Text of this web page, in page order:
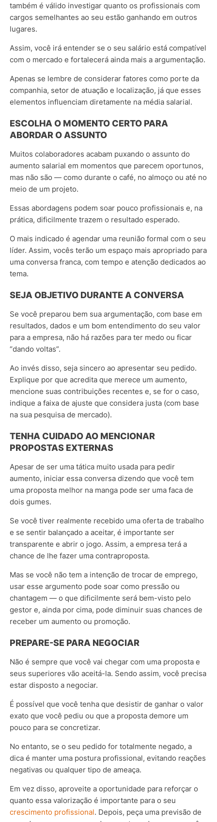
também é válido investigar quanto os profissionais com
cargos semelhantes ao seu estão ganhando em outros
lugares.
Assim, você irá entender se o seu salário está compatível
com o mercado e fortalecerá ainda mais a argumentação.
Apenas se lembre de considerar fatores como porte da
companhia, setor de atuação e localização, já que esses
elementos influenciam diretamente na média salarial.
ESCOLHA O MOMENTO CERTO PARA
ABORDAR O ASSUNTO
Muitos colaboradores acabam puxando o assunto do
aumento salarial em momentos que parecem oportunos,
mas não são — como durante o café, no almoço ou até no
meio de um projeto.
Essas abordagens podem soar pouco profissionais e, na
prática, dificilmente trazem o resultado esperado.
O mais indicado é agendar uma reunião formal com o seu
líder. Assim, vocês terão um espaço mais apropriado para
uma conversa franca, com tempo e atenção dedicados ao
tema.
SEJA OBJETIVO DURANTE A CONVERSA
Se você preparou bem sua argumentação, com base em
resultados, dados e um bom entendimento do seu valor
para a empresa, não há razões para ter medo ou ficar
“dando voltas”.
Ao invés disso, seja sincero ao apresentar seu pedido.
Explique por que acredita que merece um aumento,
mencione suas contribuições recentes e, se for o caso,
indique a faixa de ajuste que considera justa (com base
na sua pesquisa de mercado).
TENHA CUIDADO AO MENCIONAR
PROPOSTAS EXTERNAS
Apesar de ser uma tática muito usada para pedir
aumento, iniciar essa conversa dizendo que você tem
uma proposta melhor na manga pode ser uma faca de
dois gumes.
Se você tiver realmente recebido uma oferta de trabalho
e se sentir balançado a aceitar, é importante ser
transparente e abrir o jogo. Assim, a empresa terá a
chance de lhe fazer uma contraproposta.
Mas se você não tem a intenção de trocar de emprego,
usar esse argumento pode soar como pressão ou
chantagem — o que dificilmente será bem-visto pelo
gestor e, ainda por cima, pode diminuir suas chances de
receber um aumento ou promoção.
PREPARE-SE PARA NEGOCIAR
Não é sempre que você vai chegar com uma proposta e
seus superiores vão aceitá-la. Sendo assim, você precisa
estar disposto a negociar.
É possível que você tenha que desistir de ganhar o valor
exato que você pediu ou que a proposta demore um
pouco para se concretizar.
No entanto, se o seu pedido for totalmente negado, a
dica é manter uma postura profissional, evitando reações
negativas ou qualquer tipo de ameaça.
Em vez disso, aproveite a oportunidade para reforçar o
quanto essa valorização é importante para o seu
crescimento profissional. Depois, peça uma previsão de